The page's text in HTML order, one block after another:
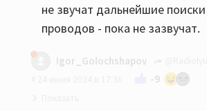
не звучат дальнейшие
проводов - пока не зазвучат.
Igor_Golochshapov
-9